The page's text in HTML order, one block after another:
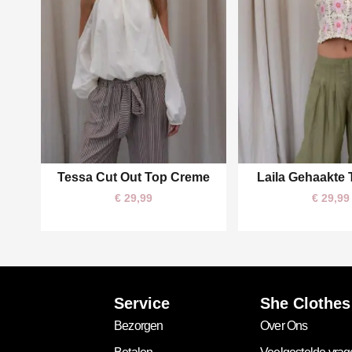
S M L
Tessa Cut Out Top Creme
€ 29,99
One size
Laila Gehaakte
€ 29,99
Service
Bezorgen
She Clothes
Over Ons